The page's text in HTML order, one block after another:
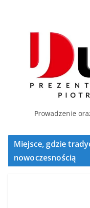
Prowadzenie
Miejsce, gdzie
nowoczesnością